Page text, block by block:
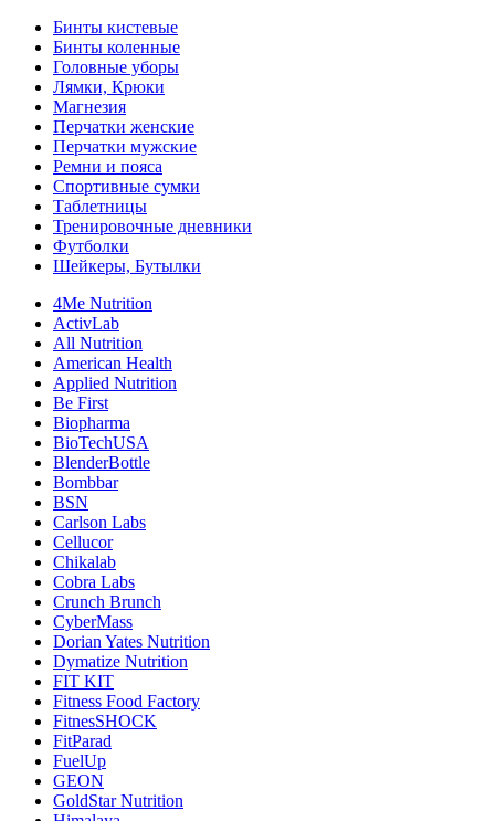
Бинты кистевые
Бинты коленные
Головные уборы
Лямки, Крюки
Магнезия
Перчатки женские
Перчатки мужские
Ремни и пояса
Спортивные сумки
Таблетницы
Тренировочные дневники
Футболки
Шейкеры, Бутылки
4Me Nutrition
ActivLab
All Nutrition
American Health
Applied Nutrition
Be First
Biopharma
BioTechUSA
BlenderBottle
Bombbar
BSN
Carlson Labs
Cellucor
Chikalab
Cobra Labs
Crunch Brunch
CyberMass
Dorian Yates Nutrition
Dymatize Nutrition
FIT KIT
Fitness Food Factory
FitnesSHOCK
FitParad
FuelUp
GEON
GoldStar Nutrition